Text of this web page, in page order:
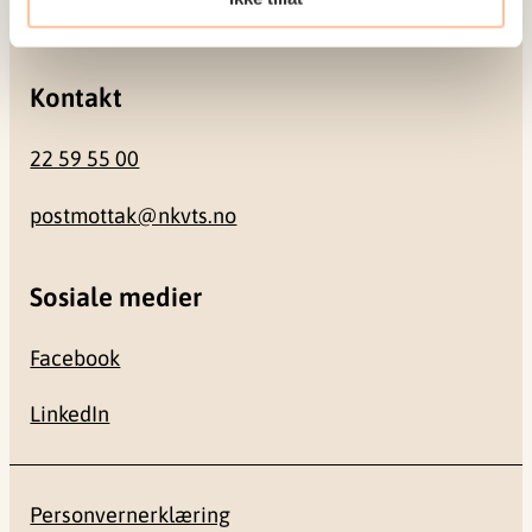
Kontakt
22 59 55 00
postmottak@nkvts.no
Sosiale medier
Facebook
LinkedIn
Personvernerklæring